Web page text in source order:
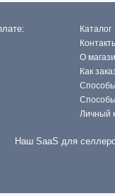
Каталог
О
Как
Личный
Наш SaaS для